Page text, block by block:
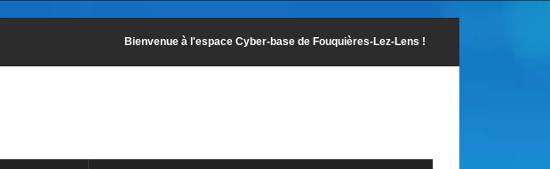
Bienvenue à l'espace Cyber-base de Fouquières-Lez-Lens !